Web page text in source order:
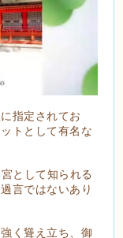
指定されてお
トとして有名な
として知られる
言ではないあり
く聳え立ち、御